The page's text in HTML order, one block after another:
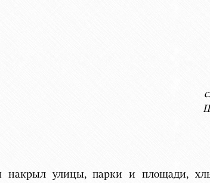
накрыл улицы, парки и площади,